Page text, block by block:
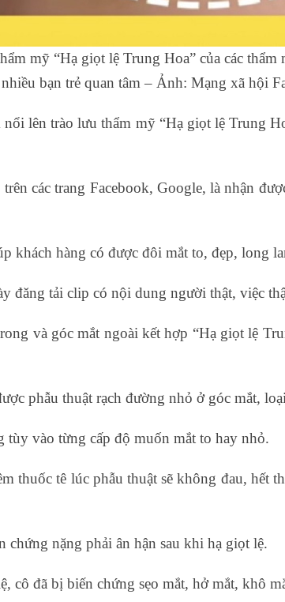
mỹ “Hạ giọt lệ Trung Hoa” của các thẩm
bạn trẻ quan tâm – Ảnh: Mạng xã hội
lên trào lưu thẩm mỹ “Hạ giọt lệ Trung
các trang Facebook, Google, là nhận
khách hàng có được đôi mắt to, đẹp, long
đăng tải clip có nội dung người thật, việc
và góc mắt ngoài kết hợp “Hạ giọt lệ
phẫu thuật rạch đường nhỏ ở góc mắt,
tùy vào từng cấp độ muốn mắt to hay nhỏ.
thuốc tê lúc phẫu thuật sẽ không đau, hết
nặng phải ân hận sau khi hạ giọt lệ.
cô đã bị biến chứng sẹo mắt, hở mắt, khô